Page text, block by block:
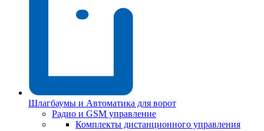
Шлагбаумы и Автоматика для ворот
Радио и GSM управление
Комплекты дистанционного управления